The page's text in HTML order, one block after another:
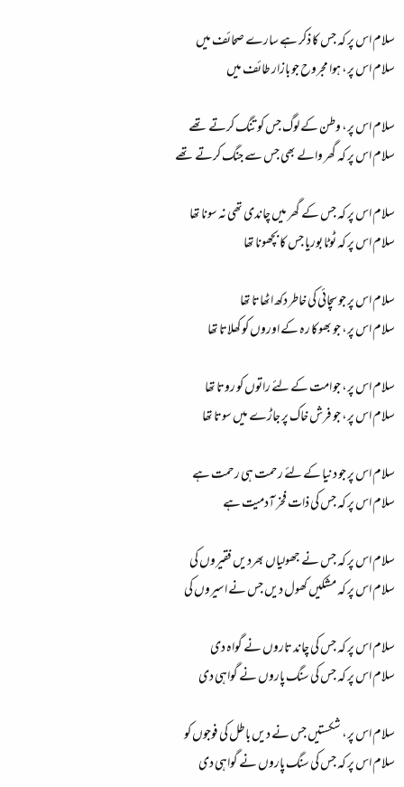
سلام اس پر کہ جس کا ذکر ہے سارے صحائف میں
سلام اس پر، ہوا مجروح جو بازار طائف میں
سلام اس پر، وطن کے لوگ جس کو تنگ کرتے تھے
سلام اس پر کہ گھر والے بھی جس سے جنگ کرتے تھے
سلام اس پر کہ جس کے گھر میں چاندی تھی نہ سونا تھا
سلام اس پر کہ ٹوٹا بوریا جس کا بچھونا تھا
سلام اس پر جو سچائی کی خاطر دکھ اٹھاتا تھا
سلام اس پر، جو بھوکا رہ کے اوروں کو کھلاتا تھا
سلام اس پر، جو امت کے لئے راتوں کو روتا تھا
سلام اس پر، جو فرش خاک پر جاڑے میں سوتا تھا
سلام اس پر جو دنیا کے لئے رحمت ہی رحمت ہے
سلام اس پر کہ جس کی ذات فخر آدمیت ہے
سلام اس پر کہ جس نے جھولیاں بھردیں فقیروں کی
سلام اس پر کہ مشکیں کھول دیں جس نے اسیروں کی
سلام اس پر کہ جس کی چاند تاروں نے گواہ دی
سلام اس پر کہ جس کی سنگ پاروں نے گواہی دی
سلام اس پر، شکستیں جس نے دیں باطل کی فوجوں کو
سلام اس پر کہ جس کی سنگ پاروں نے گواہی دی